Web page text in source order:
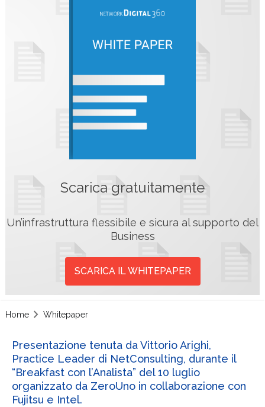
Scarica gratuitamente
Un’infrastruttura flessibile e sicura al supporto del
Business
SCARICA IL WHITEPAPER
Home Whitepaper
Presentazione tenuta da Vittorio Arighi,
Practice Leader di NetConsulting, durante il
“Breakfast con l’Analista” del 10 luglio
organizzato da ZeroUno in collaborazione con
Fujitsu e Intel.